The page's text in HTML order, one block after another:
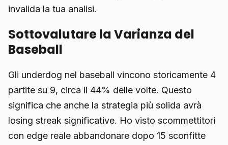
invalida la tua analisi.
Sottovalutare la Varianza del
Baseball
Gli underdog nel baseball vincono storicamente 4
partite su 9, circa il 44% delle volte. Questo
significa che anche la strategia più solida avrà
losing streak significative. Ho visto scommettitori
con edge reale abbandonare dopo 15 sconfitte